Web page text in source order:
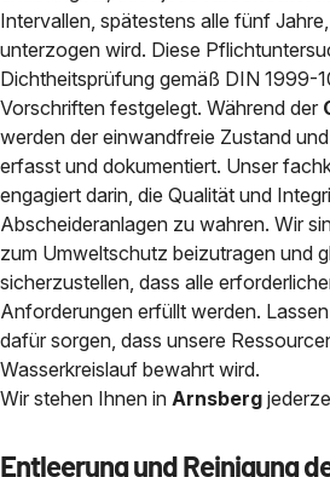
Intervallen, spätestens alle fünf
unterzogen wird. Diese
Dichtheitsprüfung gemäß DIN 1999-
Vorschriften festgelegt. Während der
werden der einwandfreie Zustand
erfasst und dokumentiert. Unser
engagiert darin, die Qualität und
Abscheideranlagen zu wahren. Wir
zum Umweltschutz beizutragen und
sicherzustellen, dass alle
Anforderungen erfüllt werden.
dafür sorgen, dass unsere
Wasserkreislauf bewahrt wird.
Wir stehen Ihnen in Arnsberg
Entleerung und Reinigung